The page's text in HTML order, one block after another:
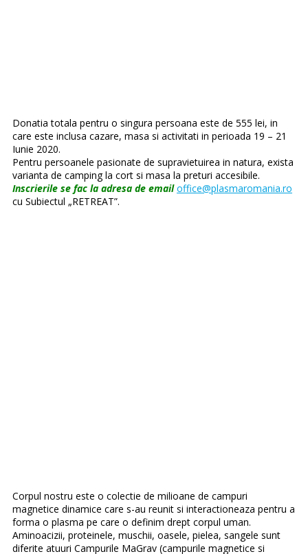
Donatia totala pentru o singura persoana este de 555 lei, in
care este inclusa cazare, masa si activitati in perioada 19 – 21
Iunie 2020.
Pentru persoanele pasionate de supravietuirea in natura, exista
varianta de camping la cort si masa la preturi accesibile.
Inscrierile se fac la adresa de email office@plasmaromania.ro
cu Subiectul „RETREAT”.
Corpul nostru este o colectie de milioane de campuri
magnetice dinamice care s-au reunit si interactioneaza pentru a
forma o plasma pe care o definim drept corpul uman.
Aminoacizii, proteinele, muschii, oasele, pielea, sangele sunt
diferite atuuri Campurile MaGrav (campurile magnetice si